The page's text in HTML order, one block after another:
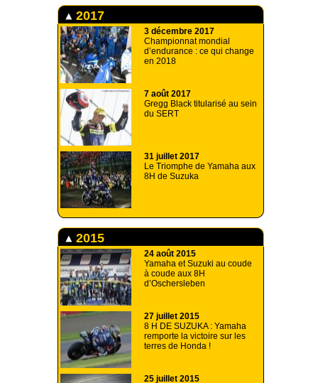
2017
3 décembre 2017
Championnat mondial
d’endurance : ce qui change
en 2018
7 août 2017
Gregg Black titularisé au sein
du SERT
31 juillet 2017
Le Triomphe de Yamaha aux
8H de Suzuka
2015
24 août 2015
Yamaha et Suzuki au coude
à coude aux 8H
d’Oschersleben
27 juillet 2015
8 H DE SUZUKA : Yamaha
remporte la victoire sur les
terres de Honda !
25 juillet 2015